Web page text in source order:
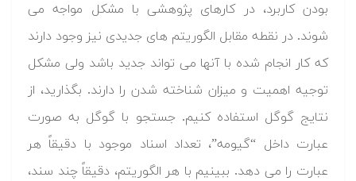
بودن کاربرد، در کارهای پژوهشی با مشکل مواجه می
شوند. در نقطه مقابل الگوریتم های جدیدی نیز وجود دارند
که کار انجام شده با آنها می تواند جدید باشد ولی مشکل
توجیه اهمیت و میزان شناخته شدن را دارند. بگذارید، از
نتایج گوگل استفاده کنیم. جستجو با گوگل به صورت
عبارت داخل “گیومه”، تعداد اسناد موجود با دقیقاً هر
عبارت را می دهد. ببینیم با هر الگوریتم، دقیقاً چند سند،